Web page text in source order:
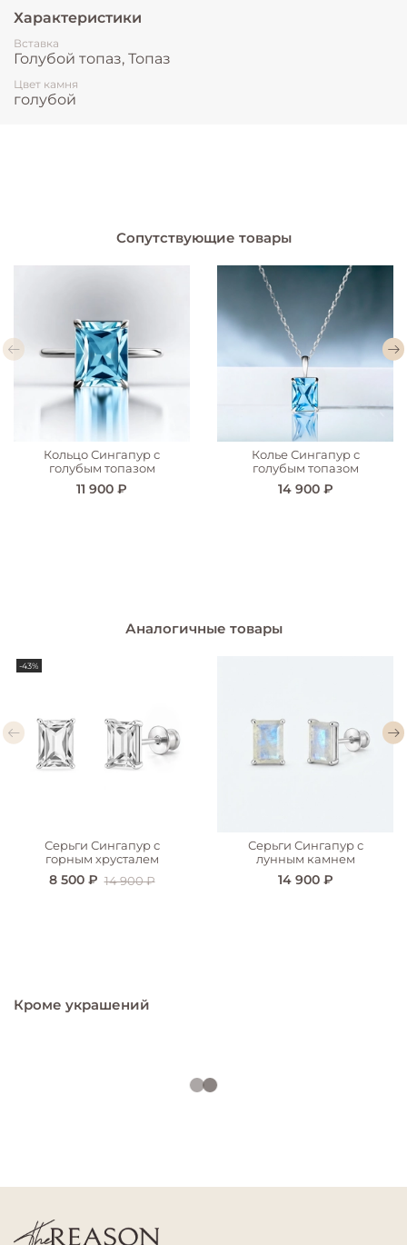
Характеристики
Вставка
Голубой топаз, Топаз
Цвет камня
голубой
Сопутствующие товары
Кольцо Сингапур с
голубым топазом
11 900 ₽
Колье Сингапур с
голубым топазом
14 900 ₽
Аналогичные товары
-43%
Серьги Сингапур с
горным хрусталем
8 500 ₽ 14 900 ₽
Серьги Сингапур с
лунным камнем
14 900 ₽
Кроме украшений